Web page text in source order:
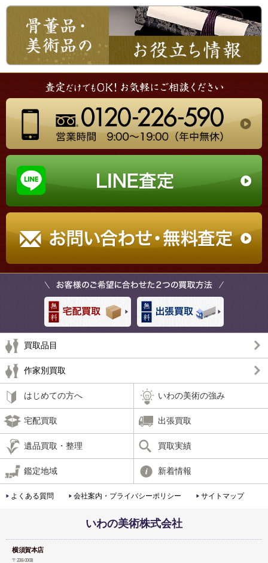
買取品目
作家別買取
はじめての方へ いわの美術の強み
宅配買取 出張買取
遺品買取・整理 買取実績
鑑定地域 新着情報
よくある質問 会社案内・プライバシーポリシー サイトマップ
いわの美術株式会社
横須賀本店
〒238-0008